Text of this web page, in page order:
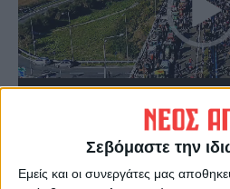
Σεβόμαστε την
Εμείς και οι συνεργάτες μας